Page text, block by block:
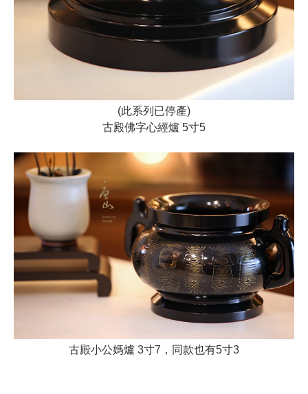
(此系列已停產)
古殿佛字心經爐 5寸5
古殿小公媽爐 3寸7，同款也有5寸3